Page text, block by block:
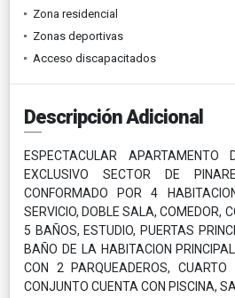
Zona residencial
Zonas deportivas
Acceso discapacitados
Descripción Adicional
ESPECTACULAR
EXCLUSIVO SECTOR DE
CONFORMADO POR 4
SERVICIO, DOBLE SALA, COMEDOR,
5 BAÑOS, ESTUDIO, PUERTAS
BAÑO DE LA HABITACION
CON 2 PARQUEADEROS,
CONJUNTO CUENTA CON PISCINA,